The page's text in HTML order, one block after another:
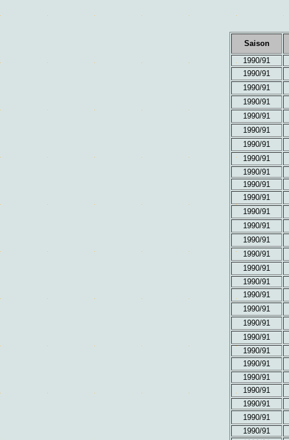
Saison
1990/91
1990/91
1990/91
1990/91
1990/91
1990/91
1990/91
1990/91
1990/91
1990/91
1990/91
1990/91
1990/91
1990/91
1990/91
1990/91
1990/91
1990/91
1990/91
1990/91
1990/91
1990/91
1990/91
1990/91
1990/91
1990/91
1990/91
1990/91